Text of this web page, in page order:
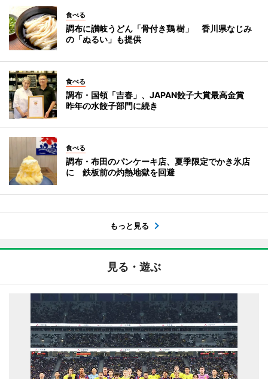
食べる
調布に讃岐うどん「骨付き鶏 樹」 香川県なじみ
の「ぬるい」も提供
食べる
調布・国領「吉春」、JAPAN餃子大賞最高金賞
昨年の水餃子部門に続き
食べる
調布・布田のパンケーキ店、夏季限定でかき氷店
に 鉄板前の灼熱地獄を回避
もっと見る
見る・遊ぶ